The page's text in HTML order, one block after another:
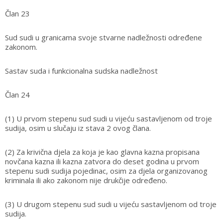
Član 23
Sud sudi u granicama svoje stvarne nadležnosti određene
zakonom.
Sastav suda i funkcionalna sudska nadležnost
Član 24
(1) U prvom stepenu sud sudi u vijeću sastavljenom od troje
sudija, osim u slučaju iz stava 2 ovog člana.
(2) Za krivična djela za koja je kao glavna kazna propisana
novčana kazna ili kazna zatvora do deset godina u prvom
stepenu sudi sudija pojedinac, osim za djela organizovanog
kriminala ili ako zakonom nije drukčije određeno.
(3) U drugom stepenu sud sudi u vijeću sastavljenom od troje
sudija.